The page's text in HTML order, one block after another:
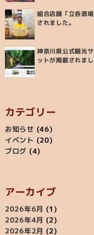
組合店舗「立呑酒
されました。
神奈川県公式観光
ットが掲載されま
カテゴリー
お知らせ (46)
イベント (20)
ブログ (4)
アーカイブ
2026年6月 (1)
2026年4月 (2)
2026年2月 (2)